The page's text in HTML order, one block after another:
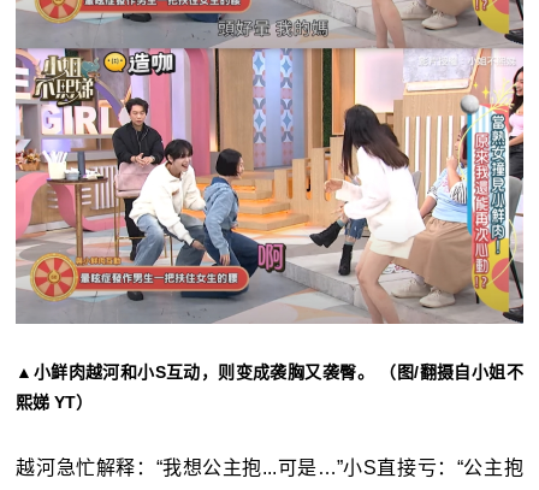
▲小鲜肉越河和小S互动，则变成袭胸又袭臀。 （图/翻摄自小姐不
熙娣 YT）
越河急忙解释：“我想公主抱...可是…”小S直接亏：“公主抱